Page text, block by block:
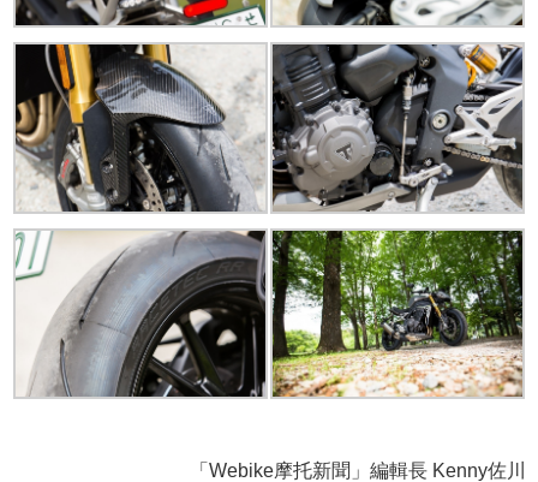
「Webike摩托新聞」編輯長 Kenny佐川